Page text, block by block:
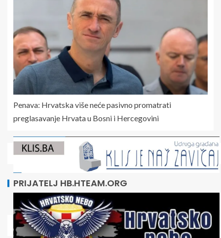
Penava: Hrvatska više neće pasivno promatrati
preglasavanje Hrvata u Bosni i Hercegovini
PRIJATELJ HB.HTEAM.ORG